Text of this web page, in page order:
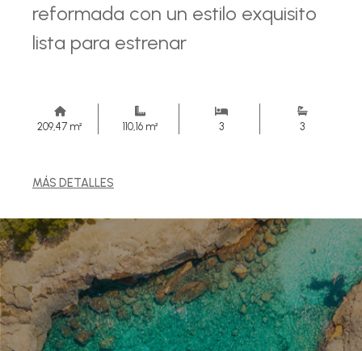
reformada con un estilo exquisito
lista para estrenar
209,47 m² 110,16 m² 3 3
MÁS DETALLES